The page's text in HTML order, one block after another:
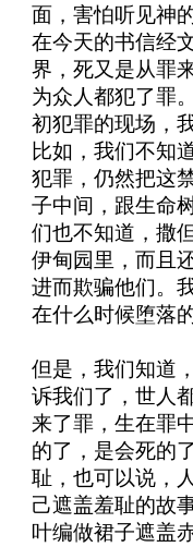
面，害怕听见神
在今天的书信经
界，死又是从罪
为众人都犯了罪
初犯罪的现场，
比如，我们不知
犯罪，仍然把这
子中间，跟生命
们也不知道，撒
伊甸园里，而且
进而欺骗他们。
在什么时候堕落的
但是，我们知道
诉我们了，世人
来了罪，生在罪
的了，是会死的
耻，也可以说，
己遮盖羞耻的故
叶编做裙子遮盖